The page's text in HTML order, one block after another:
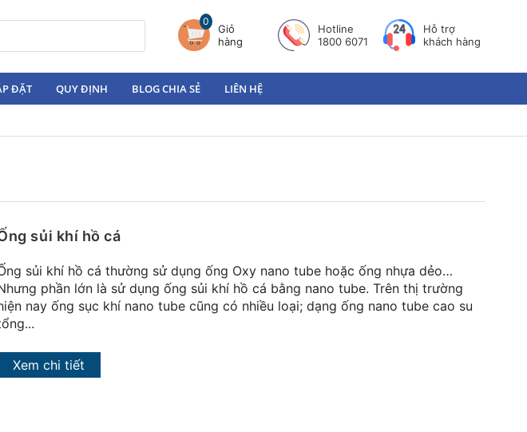
0
Giỏ
hàng
Hotline
1800 6071
Hỗ trợ
khách hàng
ĐẶT QUY ĐỊNH BLOG CHIA SẺ LIÊN HỆ
sủi khí hồ cá
sủi khí hồ cá thường sử dụng ống Oxy nano tube hoặc ống nhựa dẻo…
phần lớn là sử dụng ống sủi khí hồ cá bằng nano tube. Trên thị trường
nay ống sục khí nano tube cũng có nhiều loại; dạng ống nano tube cao su
Xem chi tiết